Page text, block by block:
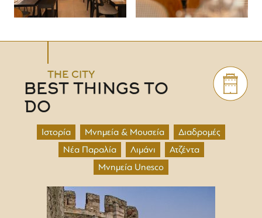
THE CITY
BEST THINGS TO
DO
Ιστορία Μνημεία & Μουσεία
Διαδρομές
Νέα Παραλία
Λιμάνι
Ατζέντα
Μνημεία Unesco